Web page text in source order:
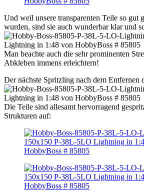
Und weil unsere transparenten Teile so gut
wurden, sind sie auch wunderbar klar und
Man beachte auch die sehr prominenten
Abkleben immens erleichtern!
Der nächste Spritzling nach dem Entfernen
Die Teile sind allesamt hervorragend
Strukturen auf: